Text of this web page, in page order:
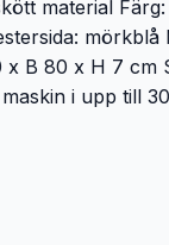
material
mörkblå
x B 80 x H 7 cm
i upp till